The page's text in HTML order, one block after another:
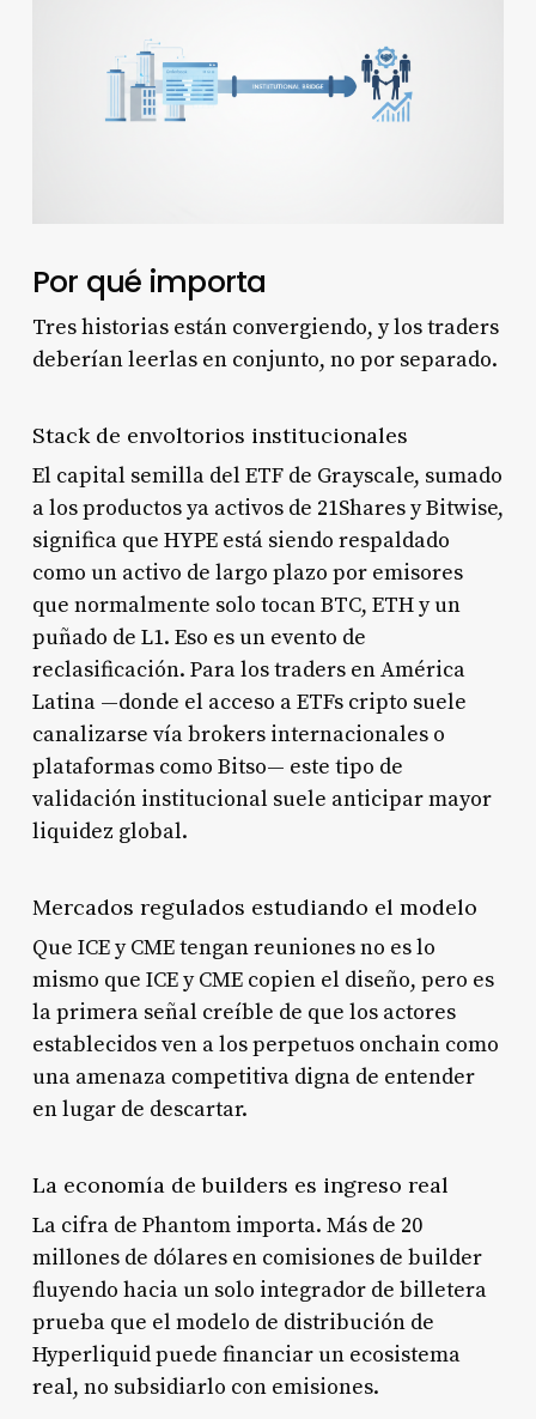
Por qué importa
Tres historias están convergiendo, y los traders
deberían leerlas en conjunto, no por separado.
Stack de envoltorios institucionales
El capital semilla del ETF de Grayscale, sumado
a los productos ya activos de 21Shares y Bitwise,
significa que HYPE está siendo respaldado
como un activo de largo plazo por emisores
que normalmente solo tocan BTC, ETH y un
puñado de L1. Eso es un evento de
reclasificación. Para los traders en América
Latina —donde el acceso a ETFs cripto suele
canalizarse vía brokers internacionales o
plataformas como Bitso— este tipo de
validación institucional suele anticipar mayor
liquidez global.
Mercados regulados estudiando el modelo
Que ICE y CME tengan reuniones no es lo
mismo que ICE y CME copien el diseño, pero es
la primera señal creíble de que los actores
establecidos ven a los perpetuos onchain como
una amenaza competitiva digna de entender
en lugar de descartar.
La economía de builders es ingreso real
La cifra de Phantom importa. Más de 20
millones de dólares en comisiones de builder
fluyendo hacia un solo integrador de billetera
prueba que el modelo de distribución de
Hyperliquid puede financiar un ecosistema
real, no subsidiarlo con emisiones.